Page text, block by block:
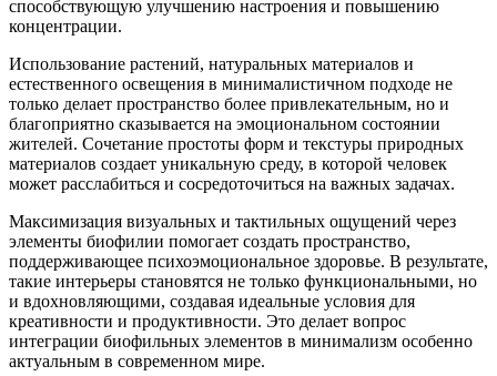
способствующую улучшению настроения и повышению
концентрации.
Использование растений, натуральных материалов и
естественного освещения в минималистичном подходе не
только делает пространство более привлекательным, но и
благоприятно сказывается на эмоциональном состоянии
жителей. Сочетание простоты форм и текстуры природных
материалов создает уникальную среду, в которой человек
может расслабиться и сосредоточиться на важных задачах.
Максимизация визуальных и тактильных ощущений через
элементы биофилии помогает создать пространство,
поддерживающее психоэмоциональное здоровье. В результате,
такие интерьеры становятся не только функциональными, но
и вдохновляющими, создавая идеальные условия для
креативности и продуктивности. Это делает вопрос
интеграции биофильных элементов в минимализм особенно
актуальным в современном мире.